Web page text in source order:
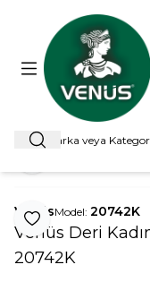
Ara
Favoriye Ekle
VenüsModel: 20742K
Venüs Deri
20742K